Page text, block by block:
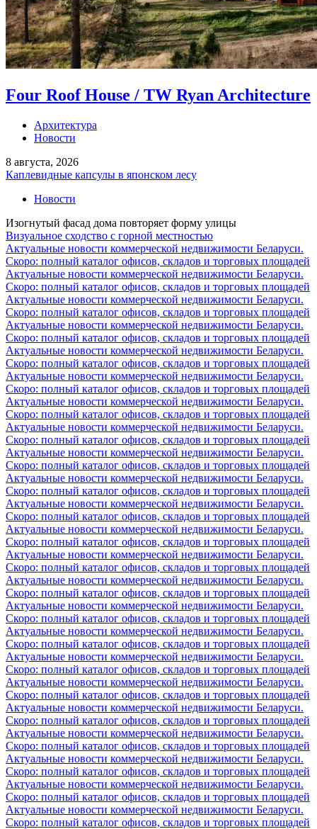
Four Roof House / TW Ryan Architecture
Архитектура
Новости
8 августа, 2026
Каплевидные капсулы в японском лесу
Новости
Изогнутый фасад дома повторяет форму улицы
Визуальное сходство с горной местностью
Актуальные новости коммерческой недвижимости Беларуси.
Скоро: полный каталог офисов, складов и торговых площадей
Актуальные новости коммерческой недвижимости Беларуси.
Скоро: полный каталог офисов, складов и торговых площадей
Актуальные новости коммерческой недвижимости Беларуси.
Скоро: полный каталог офисов, складов и торговых площадей
Актуальные новости коммерческой недвижимости Беларуси.
Скоро: полный каталог офисов, складов и торговых площадей
Актуальные новости коммерческой недвижимости Беларуси.
Скоро: полный каталог офисов, складов и торговых площадей
Актуальные новости коммерческой недвижимости Беларуси.
Скоро: полный каталог офисов, складов и торговых площадей
Актуальные новости коммерческой недвижимости Беларуси.
Скоро: полный каталог офисов, складов и торговых площадей
Актуальные новости коммерческой недвижимости Беларуси.
Скоро: полный каталог офисов, складов и торговых площадей
Актуальные новости коммерческой недвижимости Беларуси.
Скоро: полный каталог офисов, складов и торговых площадей
Актуальные новости коммерческой недвижимости Беларуси.
Скоро: полный каталог офисов, складов и торговых площадей
Актуальные новости коммерческой недвижимости Беларуси.
Скоро: полный каталог офисов, складов и торговых площадей
Актуальные новости коммерческой недвижимости Беларуси.
Скоро: полный каталог офисов, складов и торговых площадей
Актуальные новости коммерческой недвижимости Беларуси.
Скоро: полный каталог офисов, складов и торговых площадей
Актуальные новости коммерческой недвижимости Беларуси.
Скоро: полный каталог офисов, складов и торговых площадей
Актуальные новости коммерческой недвижимости Беларуси.
Скоро: полный каталог офисов, складов и торговых площадей
Актуальные новости коммерческой недвижимости Беларуси.
Скоро: полный каталог офисов, складов и торговых площадей
Актуальные новости коммерческой недвижимости Беларуси.
Скоро: полный каталог офисов, складов и торговых площадей
Актуальные новости коммерческой недвижимости Беларуси.
Скоро: полный каталог офисов, складов и торговых площадей
Актуальные новости коммерческой недвижимости Беларуси.
Скоро: полный каталог офисов, складов и торговых площадей
Актуальные новости коммерческой недвижимости Беларуси.
Скоро: полный каталог офисов, складов и торговых площадей
Актуальные новости коммерческой недвижимости Беларуси.
Скоро: полный каталог офисов, складов и торговых площадей
Актуальные новости коммерческой недвижимости Беларуси.
Скоро: полный каталог офисов, складов и торговых площадей
Актуальные новости коммерческой недвижимости Беларуси.
Скоро: полный каталог офисов, складов и торговых площадей